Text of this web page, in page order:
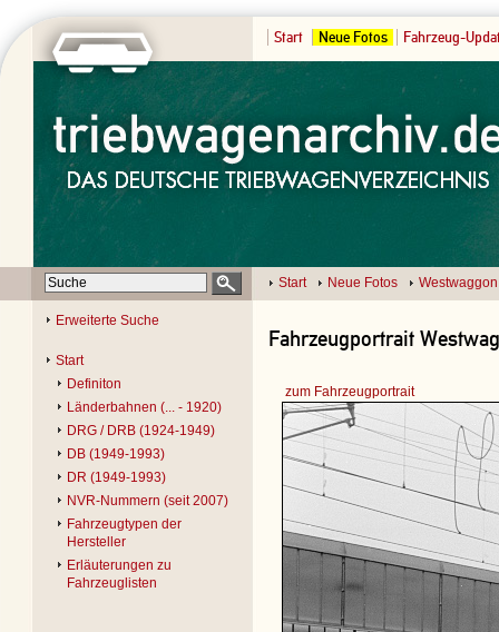
Start Neue Fotos Fahrzeug-
Start Neue Fotos
Erweiterte Suche
Start
Definiton
Länderbahnen (... - 1920)
DRG / DRB (1924-1949)
DB (1949-1993)
DR (1949-1993)
NVR-Nummern (seit 2007)
Fahrzeugtypen der
Hersteller
Erläuterungen zu
Fahrzeuglisten
Fahrzeugportrait
zum Fahrzeugportrait